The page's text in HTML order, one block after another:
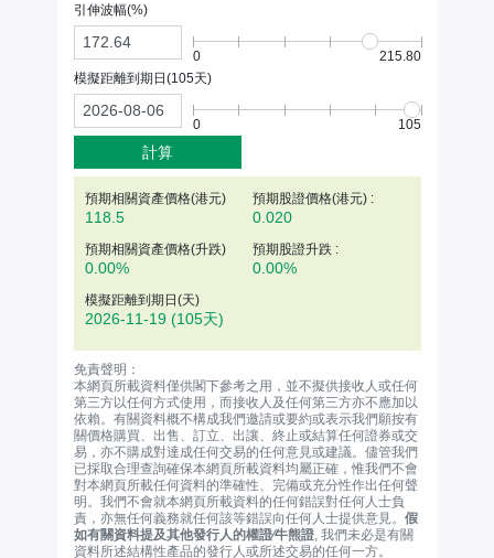
引伸波幅(%)
0
215.80
模擬距離到期日(105天)
0 105
計算
預期相關資產價格(港元)
118.5
預期股證價格(港元) :
0.020
預期相關資產價格(升跌)
0.00%
預期股證升跌 :
0.00%
模擬距離到期日(天)
2026-11-19 (105天)
免責聲明：
本網頁所載資料僅供閣下參考之用，並不擬供接收人或任何
第三方以任何方式使用，而接收人及任何第三方亦不應加以
依賴。有關資料概不構成我們邀請或要約或表示我們願按有
關價格購買、出售、訂立、出讓、終止或結算任何證券或交
易，亦不購成對達成任何交易的任何意見或建議。儘管我們
已採取合理查詢確保本網頁所載資料均屬正確，惟我們不會
對本網頁所載任何資料的準確性、完備或充分性作出任何聲
明。我們不會就本網頁所載資料的任何錯誤對任何人士負
責，亦無任何義務就任何該等錯誤向任何人士提供意見。 假
如有關資料提及其他發行人的權證∕牛熊證, 我們未必是有關
資料所述結構性產品的發行人或所述交易的任何一方。